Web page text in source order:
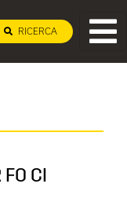
RICERCA
FO CI